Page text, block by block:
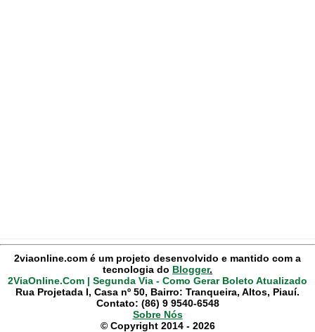
2viaonline.com é um projeto desenvolvido e mantido com a
tecnologia do Blogger.
2ViaOnline.Com | Segunda Via - Como Gerar Boleto Atualizado
Rua Projetada I, Casa nº 50, Bairro: Tranqueira, Altos, Piauí.
Contato: (86) 9 9540-6548
Sobre Nós
© Copyright 2014 - 2026